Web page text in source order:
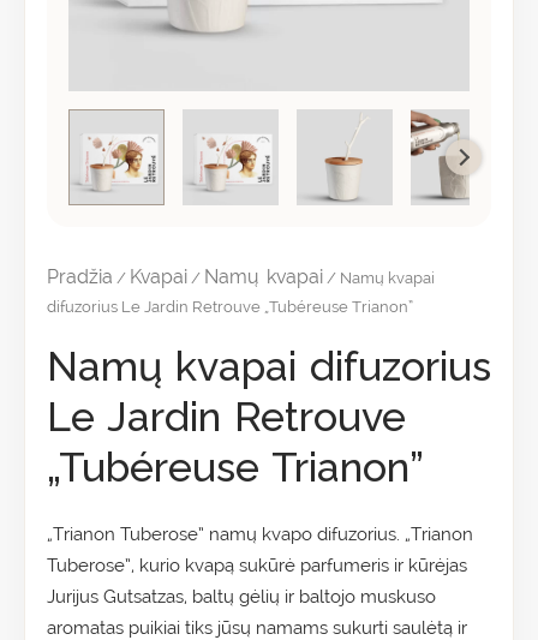
Pradžia / Kvapai / Namų kvapai / Namų kvapai
difuzorius Le Jardin Retrouve „Tubéreuse Trianon”
Namų kvapai difuzorius
Le Jardin Retrouve
„Tubéreuse Trianon”
„Trianon Tuberose” namų kvapo difuzorius. „Trianon
Tuberose”, kurio kvapą sukūrė parfumeris ir kūrėjas
Jurijus Gutsatzas, baltų gėlių ir baltojo muskuso
aromatas puikiai tiks jūsų namams sukurti saulėtą ir